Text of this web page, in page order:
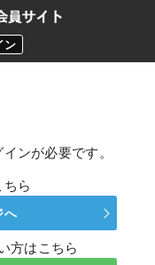
ン
ンが必要です。
ら
へ
方はこちら